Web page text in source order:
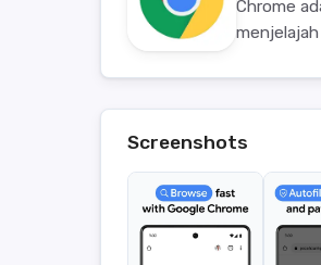
Chrome
Screenshots